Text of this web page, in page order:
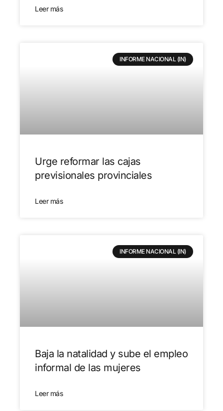
Leer más
INFORME NACIONAL (IN)
Urge reformar las cajas
previsionales provinciales
Leer más
INFORME NACIONAL (IN)
Baja la natalidad y sube el empleo
informal de las mujeres
Leer más